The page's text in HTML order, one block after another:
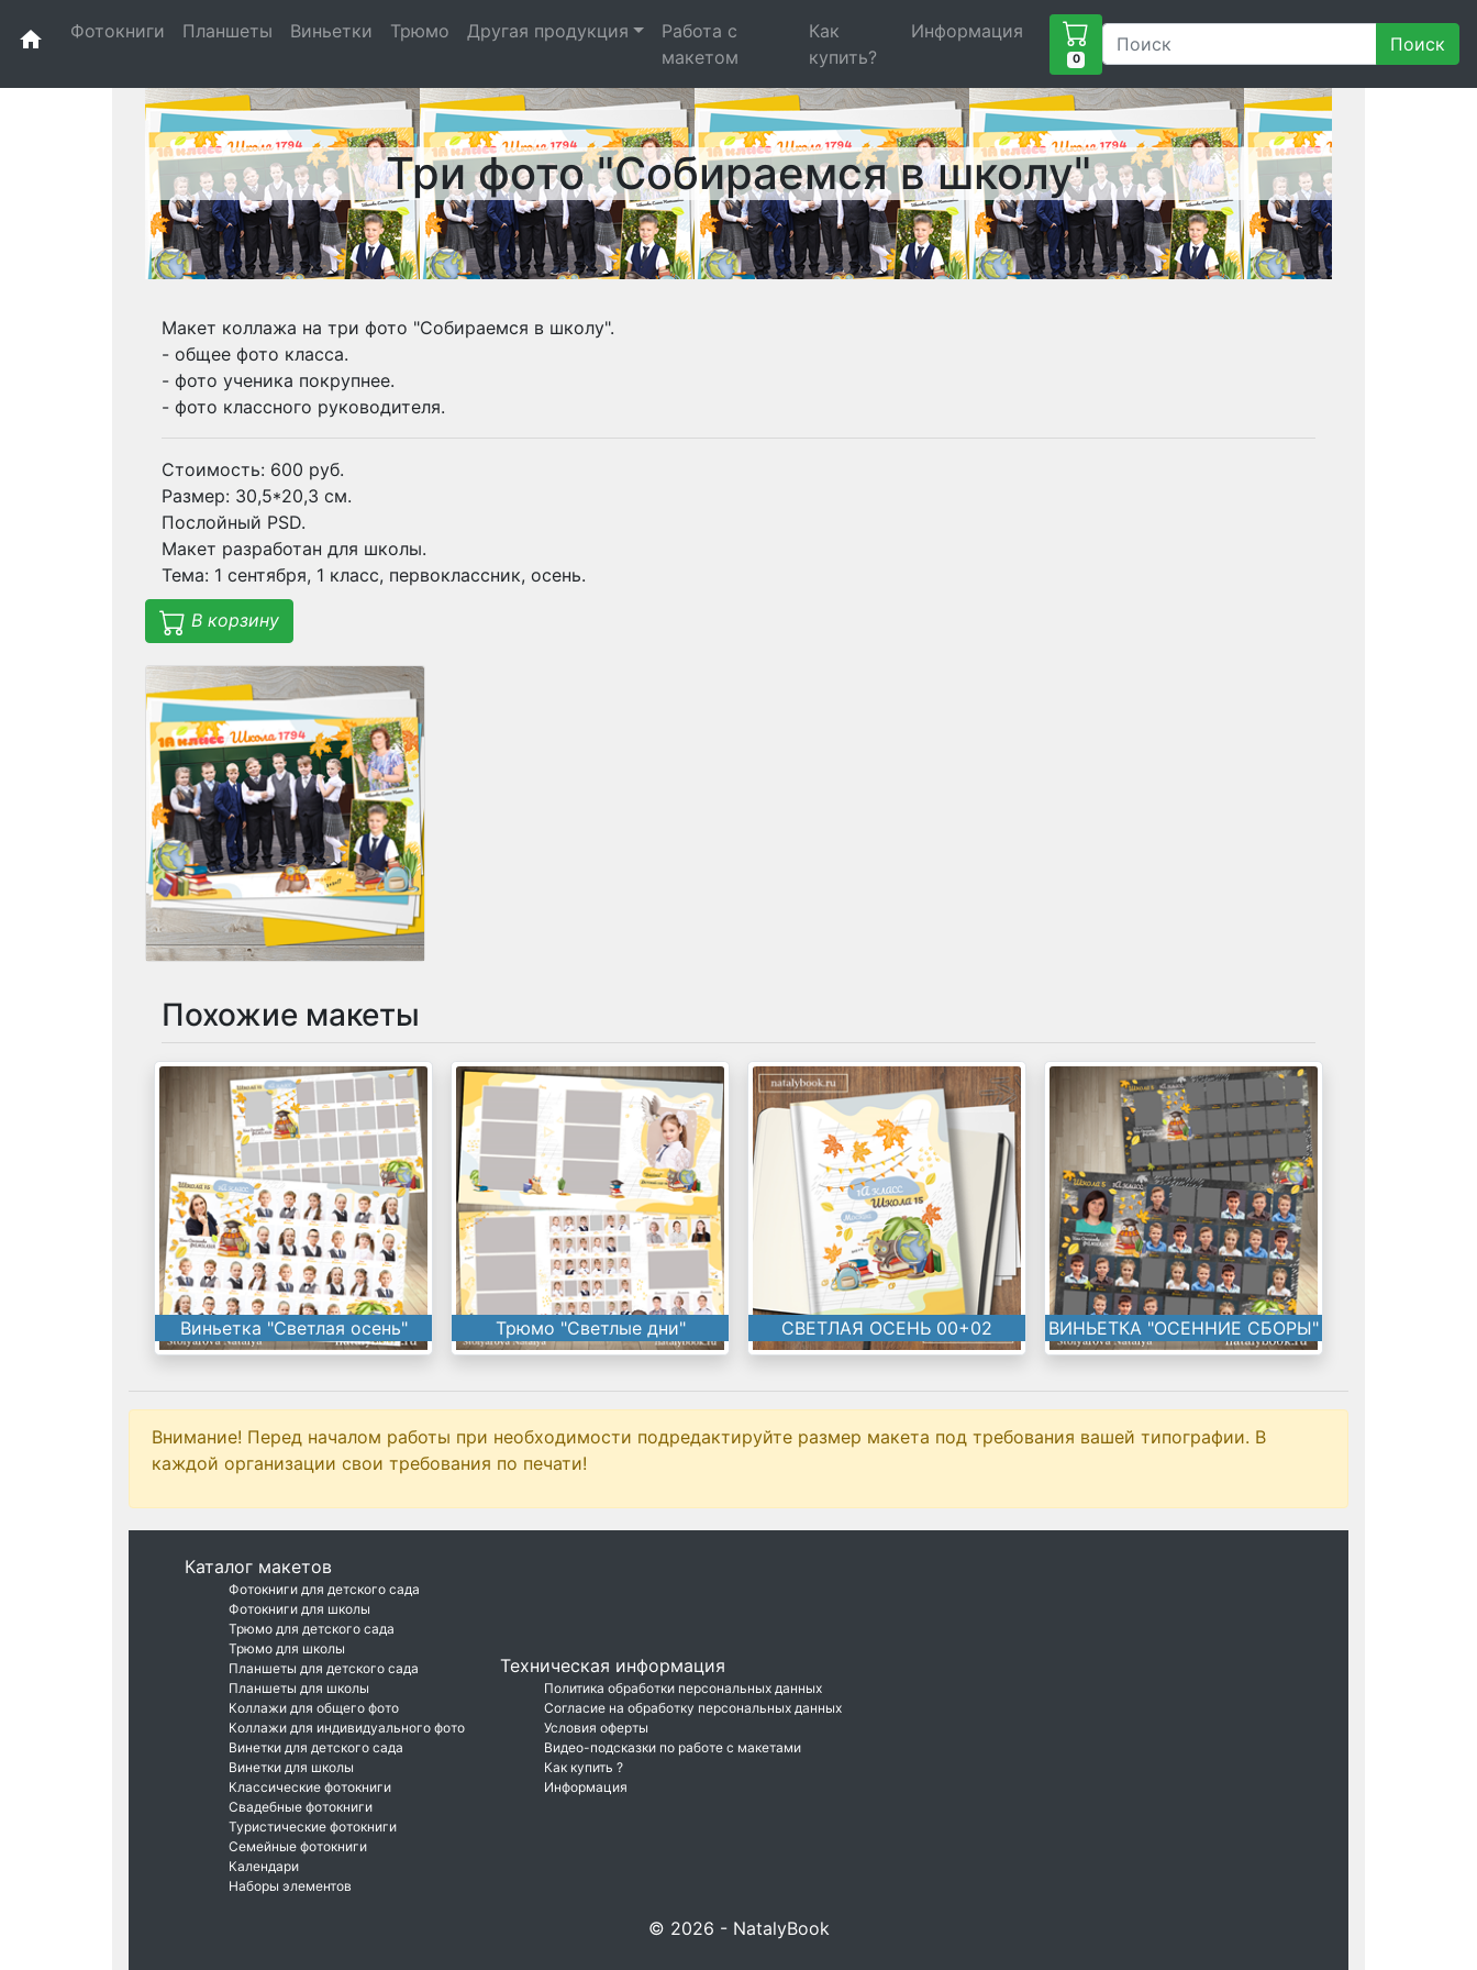
home Фотокниги Планшеты Виньетки Трюмо Другая продукция
Работа с
макетом
Как
купить?
Информация
0
Поиск
Три фото "Собираемся в школу"
Макет коллажа на три фото "Собираемся в школу".
- общее фото класса.
- фото ученика покрупнее.
- фото классного руководителя.
Стоимость: 600 руб.
Размер: 30,5*20,3 см.
Послойный PSD.
Макет разработан для школы.
Тема: 1 сентября, 1 класс, первоклассник, осень.
В корзину
Похожие макеты
Виньетка "Светлая осень" Трюмо "Светлые дни" СВЕТЛАЯ ОСЕНЬ 00+02 ВИНЬЕТКА "ОСЕННИЕ СБОРЫ"
Внимание! Перед началом работы при необходимости подредактируйте размер макета под требования вашей типографии. В
каждой организации свои требования по печати!
Каталог макетов
Фотокниги для детского сада
Фотокниги для школы
Трюмо для детского сада
Трюмо для школы
Планшеты для детского сада
Планшеты для школы
Коллажи для общего фото
Коллажи для индивидуального фото
Винетки для детского сада
Винетки для школы
Классические фотокниги
Свадебные фотокниги
Туристические фотокниги
Семейные фотокниги
Календари
Наборы элементов
Техническая информация
Политика обработки персональных данных
Согласие на обработку персональных данных
Условия оферты
Видео-подсказки по работе с макетами
Как купить ?
Информация
© 2026 - NatalyBook